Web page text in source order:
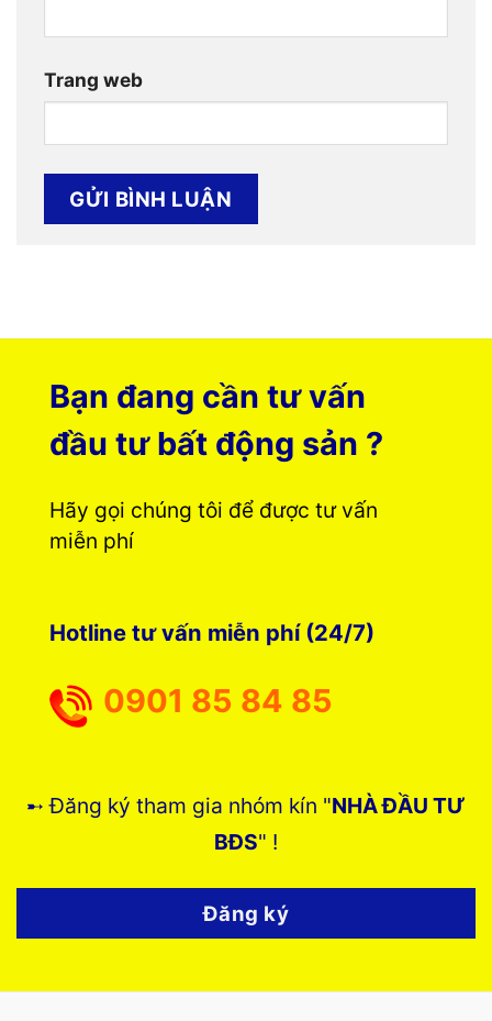
Trang web
Bạn đang cần tư vấn
đầu tư bất động sản ?
Hãy gọi chúng tôi để được tư vấn
miễn phí
Hotline tư vấn miễn phí (24/7)
0901 85 84 85
➸ Đăng ký tham gia nhóm kín "NHÀ ĐẦU TƯ
BĐS" !
Đăng ký